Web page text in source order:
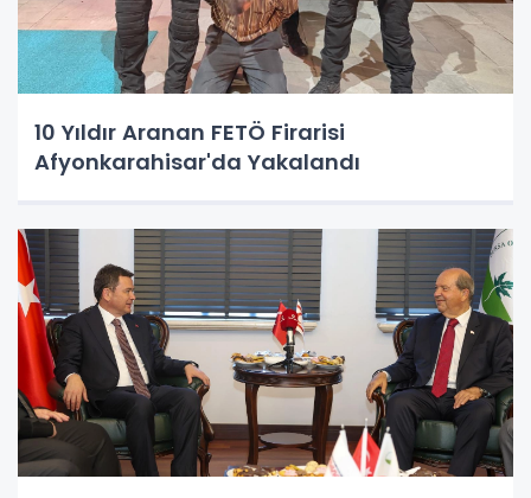
10 Yıldır Aranan FETÖ Firarisi
Afyonkarahisar'da Yakalandı